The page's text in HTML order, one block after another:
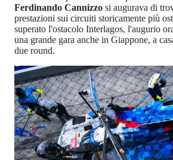
Ferdinando Cannizzo si augurava di
prestazioni sui circuiti storicamente più
superato l'ostacolo Interlagos, l'augurio
una grande gara anche in Giappone, a
due round.